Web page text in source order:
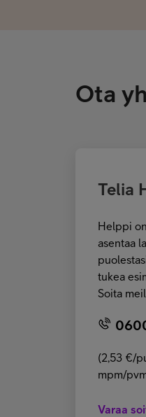
Ota
Telia
Helppi
asentaa
tukea
Soita
(2,53 €/
mpm/
Varaa